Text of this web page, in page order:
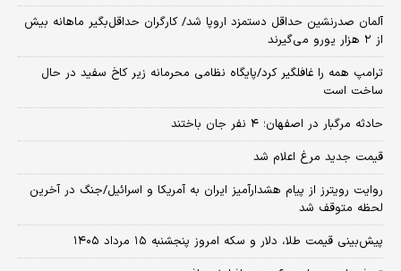
آلمان صدرنشین حداقل دستمزد اروپا شد/ کارگران حداقل‌بگیر ماهانه بیش
از ۲ هزار یورو می‌گیرند
ترامپ همه را غافلگیر کرد/پایگاه نظامی محرمانه زیر کاخ سفید در حال
ساخت است
حادثه مرگبار در اصفهان؛ ۴ نفر جان باختند
قیمت جدید مرغ اعلام شد
روایت رویترز از پیام هشدارآمیز ایران به آمریکا و اسرائیل/جنگ در آخرین
لحظه متوقف شد
پیش‌بینی قیمت طلا، دلار و سکه امروز پنجشنبه ۱۵ مرداد ۱۴۰۵